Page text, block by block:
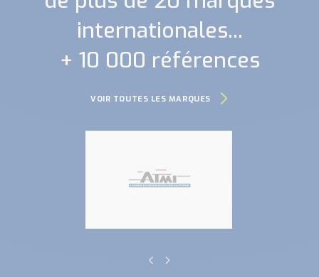
internationales...
+ 10 000 références
VOIR TOUTES LES MARQUES